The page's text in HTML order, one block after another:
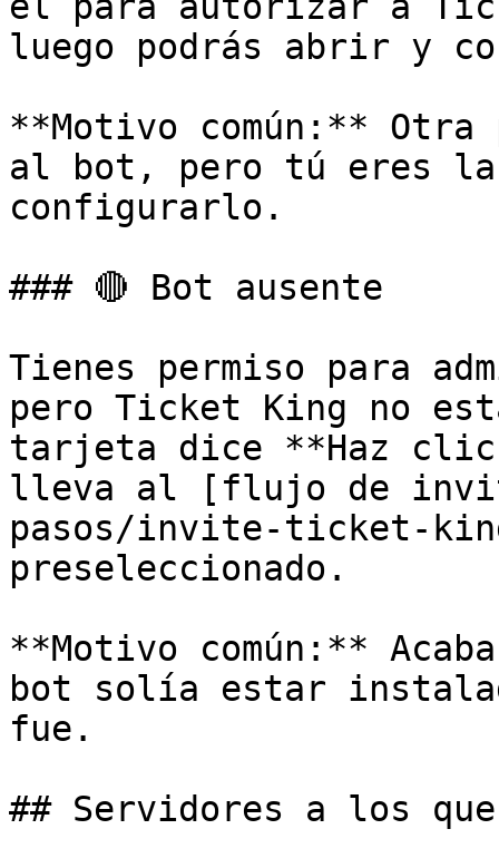
luego podrás abrir y
**Motivo común:**
al bot, pero tú eres la
configurarlo.
### 🔴 Bot ausente
Tienes permiso para
pero Ticket King no
tarjeta dice **Haz
lleva al [flujo de
pasos/invite-ticket-
preseleccionado.
**Motivo común:**
bot solía estar
fue.
## Servidores a los